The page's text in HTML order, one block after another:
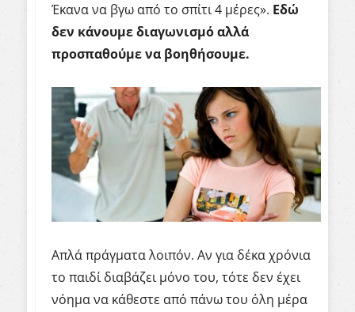
Έκανα να βγω από το σπίτι 4 μέρες». Εδώ
δεν κάνουμε διαγωνισμό αλλά
προσπαθούμε να βοηθήσουμε.
Απλά πράγματα λοιπόν. Αν για δέκα χρόνια
το παιδί διαβάζει μόνο του, τότε δεν έχει
νόημα να κάθεστε από πάνω του όλη μέρα